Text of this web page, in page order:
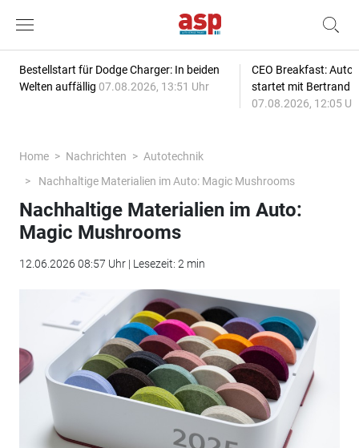
Bestellstart für Dodge Charger: In beiden
Welten auffällig 07.08.2026, 13:51 Uhr
CEO Breakfast:
startet mit Bertrand
07.08.2026, 12:05
Home Nachrichten
Autotechnik
Nachhaltige Materialien im Auto: Magic Mushrooms
Nachhaltige Materialien im Auto:
Magic Mushrooms
12.06.2026 08:57 Uhr | Lesezeit: 2 min